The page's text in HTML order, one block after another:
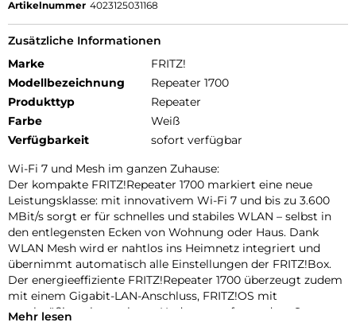
Artikelnummer 4023125031168
Zusätzliche Informationen
Marke
FRITZ!
Modellbezeichnung
Repeater 1700
Produkttyp
Repeater
Farbe
Weiß
Verfügbarkeit
sofort verfügbar
Wi-Fi 7 und Mesh im ganzen Zuhause:
Der kompakte FRITZ!Repeater 1700 markiert eine neue
Leistungsklasse: mit innovativem Wi-Fi 7 und bis zu 3.600
MBit/s sorgt er für schnelles und stabiles WLAN – selbst in
den entlegensten Ecken von Wohnung oder Haus. Dank
WLAN Mesh wird er nahtlos ins Heimnetz integriert und
übernimmt automatisch alle Einstellungen der FRITZ!Box.
Der energieeffiziente FRITZ!Repeater 1700 überzeugt zudem
mit einem Gigabit-LAN-Anschluss, FRITZ!OS mit
regelmäßigen kostenlosen Updates, umfassendem Support
Mehr lesen